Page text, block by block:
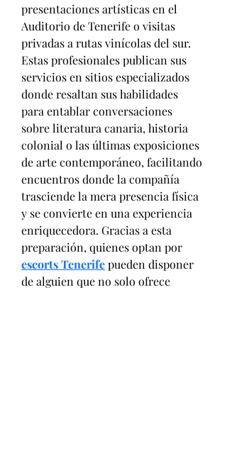
presentaciones artísticas en el
Auditorio de Tenerife o visitas
privadas a rutas vinícolas del sur.
Estas profesionales publican sus
servicios en sitios especializados
donde resaltan sus habilidades
para entablar conversaciones
sobre literatura canaria, historia
colonial o las últimas exposiciones
de arte contemporáneo, facilitando
encuentros donde la compañía
trasciende la mera presencia física
y se convierte en una experiencia
enriquecedora. Gracias a esta
preparación, quienes optan por
escorts Tenerife pueden disponer
de alguien que no solo ofrece